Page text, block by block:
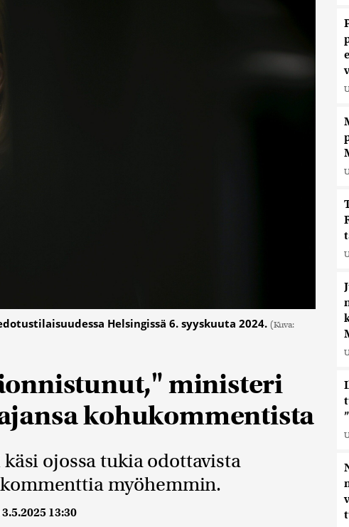
Helsingissä 6. syyskuuta 2024. (Kuva:
ministeri
kohukommentista
ojossa tukia odottavista
myöhemmin.
3.5.2025 13:30